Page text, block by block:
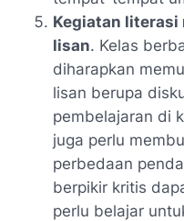
Kegiatan literasi
lisan. Kelas
diharapkan
lisan berupa
pembelajaran di
juga perlu
perbedaan
berpikir kritis
perlu belajar